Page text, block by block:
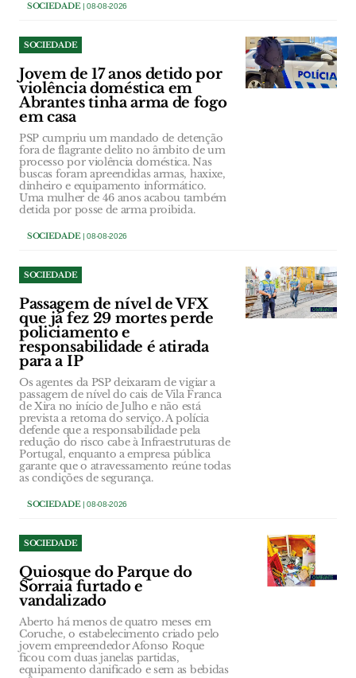
SOCIEDADE| 08-08-2026
SOCIEDADE
Jovem de 17 anos detido por
violência doméstica em
Abrantes tinha arma de fogo
em casa
PSP cumpriu um mandado de detenção
fora de flagrante delito no âmbito de um
processo por violência doméstica. Nas
buscas foram apreendidas armas, haxixe,
dinheiro e equipamento informático.
Uma mulher de 46 anos acabou também
detida por posse de arma proibida.
SOCIEDADE| 08-08-2026
SOCIEDADE
Passagem de nível de VFX
que já fez 29 mortes perde
policiamento e
responsabilidade é atirada
para a IP
Os agentes da PSP deixaram de vigiar a
passagem de nível do cais de Vila Franca
de Xira no início de Julho e não está
prevista a retoma do serviço. A polícia
defende que a responsabilidade pela
redução do risco cabe à Infraestruturas de
Portugal, enquanto a empresa pública
garante que o atravessamento reúne todas
as condições de segurança.
SOCIEDADE| 08-08-2026
SOCIEDADE
Quiosque do Parque do
Sorraia furtado e
vandalizado
Aberto há menos de quatro meses em
Coruche, o estabelecimento criado pelo
jovem empreendedor Afonso Roque
ficou com duas janelas partidas,
equipamento danificado e sem as bebidas